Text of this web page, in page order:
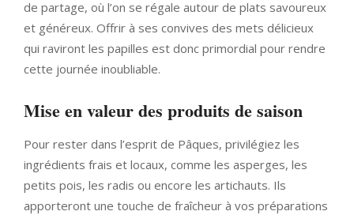
de partage, où l’on se régale autour de plats savoureux
et généreux. Offrir à ses convives des mets délicieux
qui raviront les papilles est donc primordial pour rendre
cette journée inoubliable.
Mise en valeur des produits de saison
Pour rester dans l’esprit de Pâques, privilégiez les
ingrédients frais et locaux, comme les asperges, les
petits pois, les radis ou encore les artichauts. Ils
apporteront une touche de fraîcheur à vos préparations